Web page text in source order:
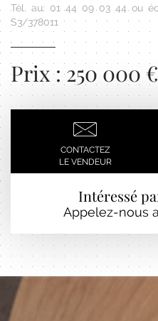
Tél. au: 01 44 09 03 44 ou
S3/378011
Prix : 250 000 €
CONTACTEZ
LE VENDEUR
Intéressé
Appelez-nous